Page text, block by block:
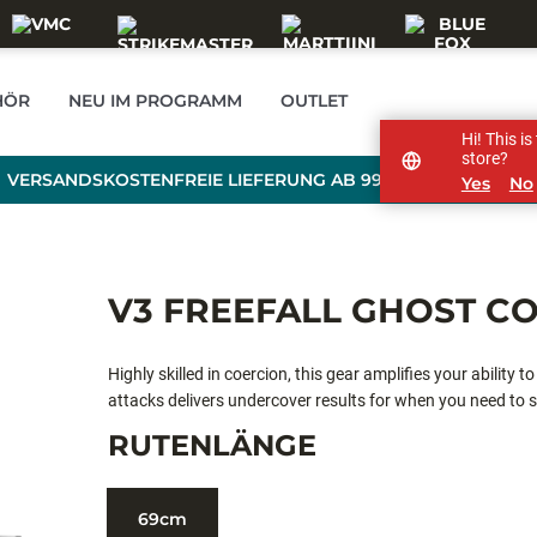
NEU IM PROGRAMM OUTLET
VERSANDSKOSTENFREIE LIEFERUNG AB 99 € BESTELLWERT
V3 FREEFALL GHOST
Highly skilled in coercion, this gear amplifies your ability
attacks delivers undercover results for when you need
performance manages your line and fish handling while
strikes.
RUTENLÄNGE
69cm
Hi! This
store?
Yes No